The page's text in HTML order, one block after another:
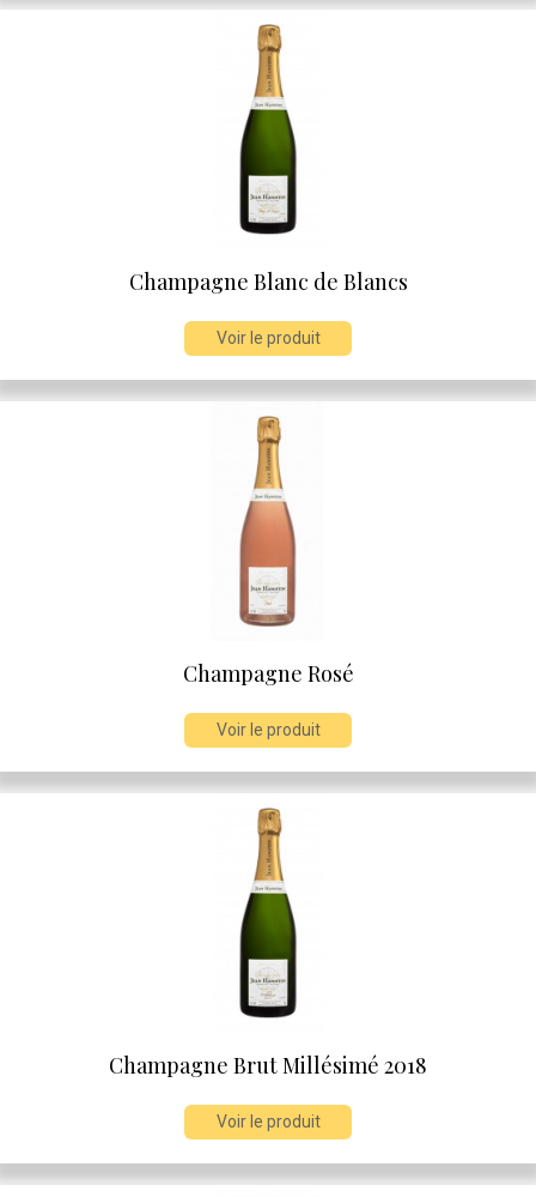
Champagne Blanc de Blancs
Voir le produit
Champagne Rosé
Voir le produit
Champagne Brut Millésimé 2018
Voir le produit